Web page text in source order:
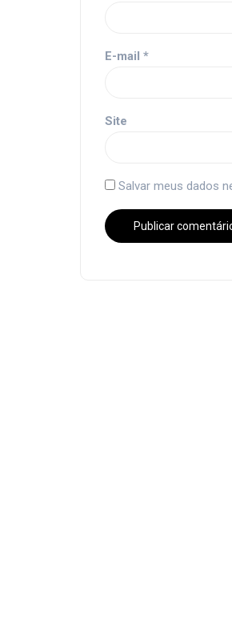
E-mail *
Site
Salvar meus dados